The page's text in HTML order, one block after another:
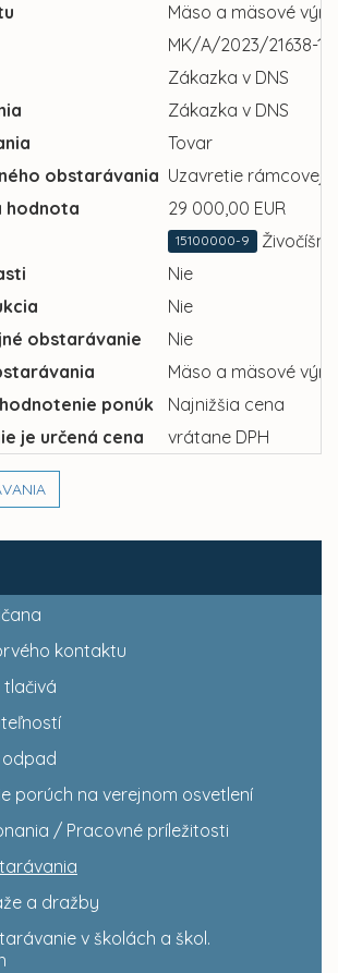
kontaktu
tlačivá
porúch na verejnom osvetlení
/ Pracovné príležitosti
a dražby
v školách a škol.
Mäso a mäsové
MK/A/2023/21638-
Zákazka v DNS
Zákazka v DNS
Tovar
obstarávania Uzavretie rámcovej
hodnota
29 000,00 EUR
15100000-9
Nie
Nie
obstarávanie
Nie
Mäso a mäsové
ponúk
Najnižšia cena
je určená cena
vrátane DPH